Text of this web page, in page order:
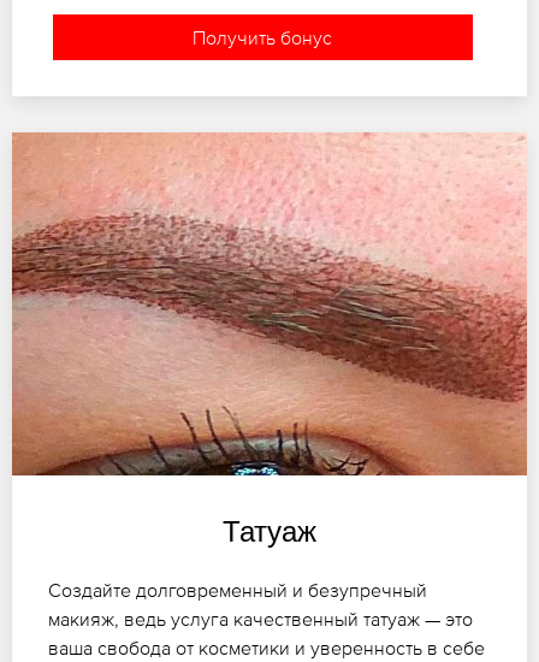
Получить бонус
Татуаж
Создайте долговременный и безупречный
макияж, ведь услуга качественный татуаж — это
ваша свобода от косметики и уверенность в себе